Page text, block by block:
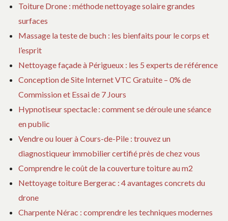
Toiture Drone : méthode nettoyage solaire grandes
surfaces
Massage la teste de buch : les bienfaits pour le corps et
l’esprit
Nettoyage façade à Périgueux : les 5 experts de référence
Conception de Site Internet VTC Gratuite – 0% de
Commission et Essai de 7 Jours
Hypnotiseur spectacle : comment se déroule une séance
en public
Vendre ou louer à Cours-de-Pile : trouvez un
diagnostiqueur immobilier certifié près de chez vous
Comprendre le coût de la couverture toiture au m2
Nettoyage toiture Bergerac : 4 avantages concrets du
drone
Charpente Nérac : comprendre les techniques modernes